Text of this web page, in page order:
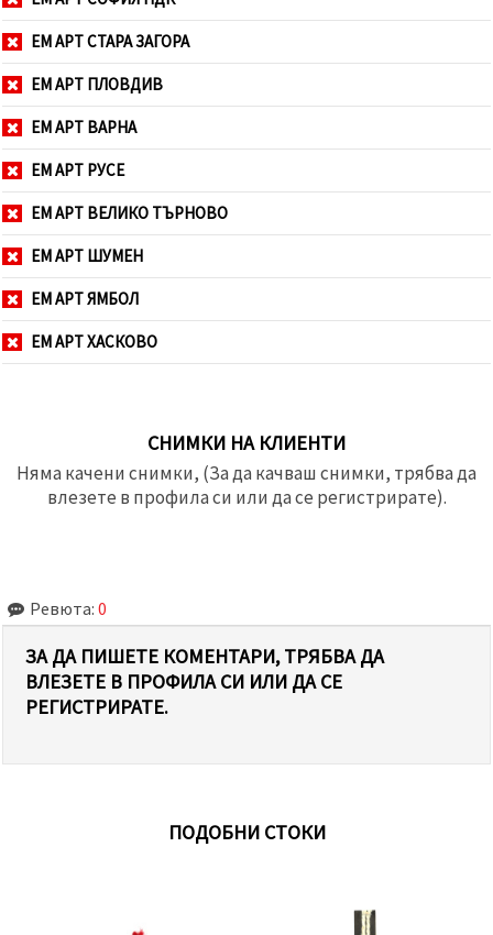
ЕМ АРТ СТАРА ЗАГОРА
ЕМ АРТ ПЛОВДИВ
ЕМ АРТ ВАРНА
ЕМ АРТ РУСЕ
ЕМ АРТ ВЕЛИКО ТЪРНОВО
ЕМ АРТ ШУМЕН
ЕМ АРТ ЯМБОЛ
ЕМ АРТ ХАСКОВО
СНИМКИ НА КЛИЕНТИ
Няма качени снимки, (За да качваш снимки, трябва да
влезете в профила си или да се регистрирате).
Ревюта: 0
ЗА ДА ПИШЕТЕ КОМЕНТАРИ, ТРЯБВА ДА
ВЛЕЗЕТЕ В ПРОФИЛА СИ ИЛИ ДА СЕ
РЕГИСТРИРАТЕ.
ПОДОБНИ СТОКИ